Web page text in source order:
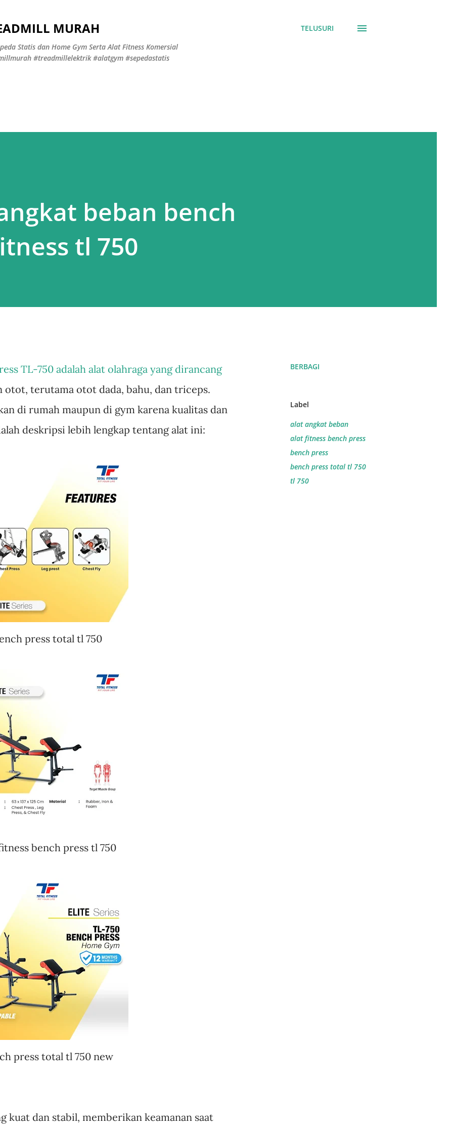
MURAH
Statis dan Home Gym Serta Alat Fitness Komersial
#treadmillelektrik #alatgym #sepedastatis
TELUSURI
beban bench
tl 750
TL-750 adalah alat olahraga yang dirancang
otot, terutama otot dada, bahu, dan triceps.
di rumah maupun di gym karena kualitas dan
deskripsi lebih lengkap tentang alat ini:
press total tl 750
bench press tl 750
press total tl 750 new
kuat dan stabil, memberikan keamanan saat
BERBAGI
Label
alat angkat beban
alat fitness bench press
bench press
bench press total tl 750
tl 750